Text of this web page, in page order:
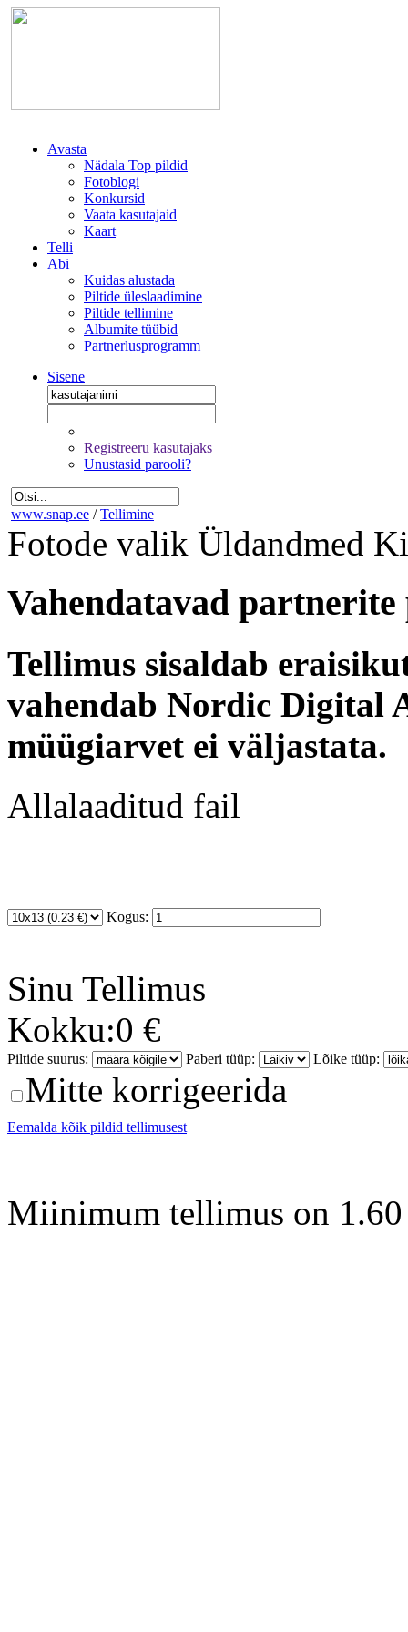
Avasta
Nädala Top pildid
Fotoblogi
Konkursid
Vaata kasutajaid
Kaart
Telli
Abi
Kuidas alustada
Piltide üleslaadimine
Piltide tellimine
Albumite tüübid
Partnerlusprogramm
Sisene
Registreeru kasutajaks
Unustasid parooli?
www.snap.ee / Tellimine
Fotode valik Üldandmed
Vahendatavad
Tellimus sisaldab
vahendab Nordic Digital
müügiarvet ei väljastata.
Allalaaditud fail
Kogus:
Sinu Tellimus
Kokku:0 €
Piltide suurus: Paberi tüüp: Lõike tüüp:
Mitte korrigeerida
Eemalda kõik pildid tellimusest
Miinimum tellimus on